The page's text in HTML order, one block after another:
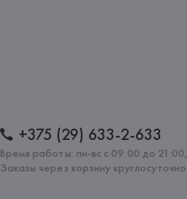
+375 (29) 633-2-633
Время работы: пн-вс с 09:00 до 21:00,
Заказы через корзину круглосуточно